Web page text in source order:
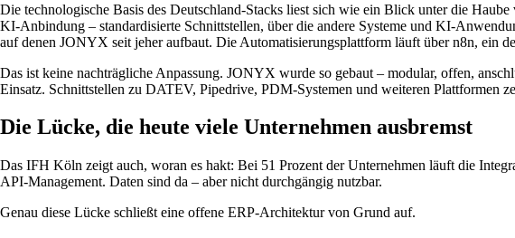
Die technologische Basis des Deutschland-Stacks liest sich wie ein Blick unter die
KI-Anbindung – standardisierte Schnittstellen, über die andere Systeme und KI-
auf denen JONYX seit jeher aufbaut. Die Automatisierungsplattform läuft über n8n, ein
Das ist keine nachträgliche Anpassung. JONYX wurde so gebaut – modular, offen,
Einsatz. Schnittstellen zu DATEV, Pipedrive, PDM-Systemen und weiteren Plattformen
Die Lücke, die heute viele Unternehmen ausbremst
Das IFH Köln zeigt auch, woran es hakt: Bei 51 Prozent der Unternehmen läuft die
API-Management. Daten sind da – aber nicht durchgängig nutzbar.
Genau diese Lücke schließt eine offene ERP-Architektur von Grund auf.